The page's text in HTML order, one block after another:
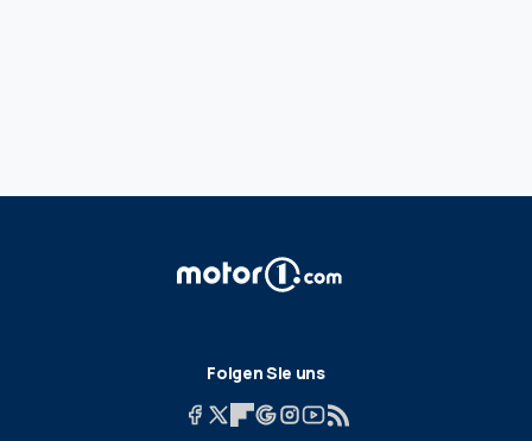
Folgen Sie uns